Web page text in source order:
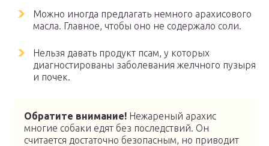
Можно иногда предлагать немного арахисового
масла. Главное, чтобы оно не содержало соли.
Нельзя давать продукт псам, у которых
диагностированы заболевания желчного пузыря
и почек.
Обратите внимание! Нежареный арахис
многие собаки едят без последствий. Он
считается достаточно безопасным, но приводит